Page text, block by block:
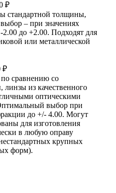
₽
стандартной толщины,
– при значениях
до +2.00. Подходят для
или металлической
₽
сравнению со
линзы из качественного
оптическими
выбор при
до +/- 4.00. Могут
для изготовления
в любую оправу
крупных
форм).